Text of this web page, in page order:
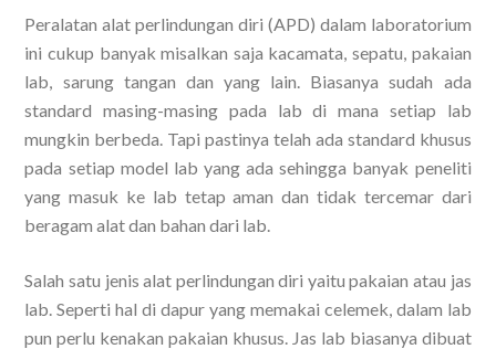
Peralatan alat perlindungan diri (APD) dalam laboratorium
ini cukup banyak misalkan saja kacamata, sepatu, pakaian
lab, sarung tangan dan yang lain. Biasanya sudah ada
standard masing-masing pada lab di mana setiap lab
mungkin berbeda. Tapi pastinya telah ada standard khusus
pada setiap model lab yang ada sehingga banyak peneliti
yang masuk ke lab tetap aman dan tidak tercemar dari
beragam alat dan bahan dari lab.
Salah satu jenis alat perlindungan diri yaitu pakaian atau jas
lab. Seperti hal di dapur yang memakai celemek, dalam lab
pun perlu kenakan pakaian khusus. Jas lab biasanya dibuat